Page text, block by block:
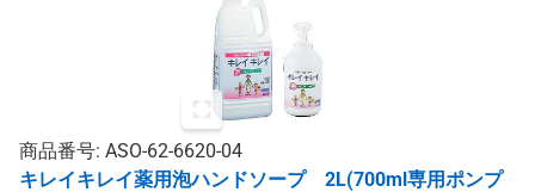
商品番号: ASO-62-6620-04
キレイキレイ薬用泡ハンドソープ 2L(700ml専用ポンプ